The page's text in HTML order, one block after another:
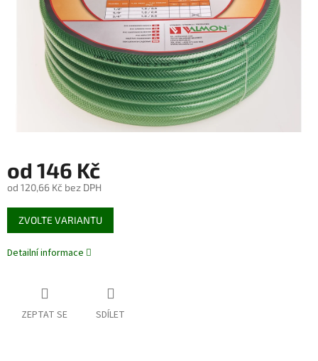
od 146 Kč
od 120,66 Kč bez DPH
Měrná
cena:
ZVOLTE VARIANTU
Detailní informace
ZEPTAT SE SDÍLET